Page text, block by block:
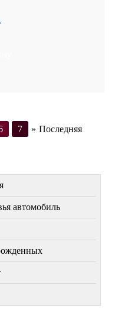
7 » Последняя
автомобиль